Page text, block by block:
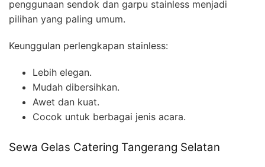
penggunaan sendok dan garpu stainless menjadi
pilihan yang paling umum.
Keunggulan perlengkapan stainless:
Lebih elegan.
Mudah dibersihkan.
Awet dan kuat.
Cocok untuk berbagai jenis acara.
Sewa Gelas Catering Tangerang Selatan